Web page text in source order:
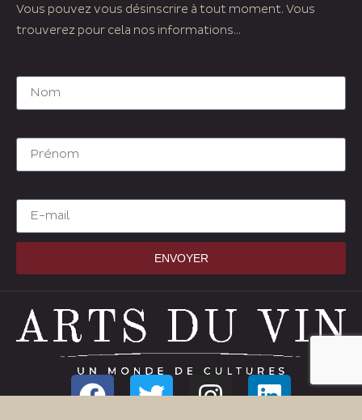
Vous pouvez vous désinscrire à tout moment. Vous
trouverez pour cela nos informations...
ENVOYER